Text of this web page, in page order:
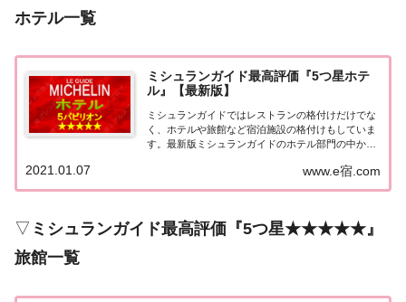
ホテル一覧
ミシュランガイド最高評価『5つ星ホテ
ル』【最新版】
ミシュランガイドではレストランの格付けだけでな
く、ホテルや旅館など宿泊施設の格付けもしていま
す。最新版ミシュランガイドのホテル部門の中から
をまとめてみました♪ いずれのホテルも人気ランキ
ングなどで常に上位を賑わす有名ホテル。各ホテル
www.e宿.com
2021.01.07
▽ ミシュランガイド最高評価『5つ星★★★★★』
旅館一覧